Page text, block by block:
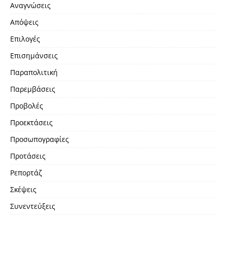
Αναγνώσεις
Απόψεις
Επιλογές
Επισημάνσεις
Παραπολιτική
Παρεμβάσεις
Προβολές
Προεκτάσεις
Προσωπογραφίες
Προτάσεις
Ρεπορτάζ
Σκέψεις
Συνεντεύξεις